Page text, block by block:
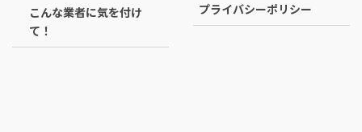
こんな業者に気を付け
て！
プライバシーポリシー